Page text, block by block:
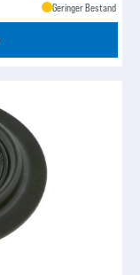
Geringer Bestand